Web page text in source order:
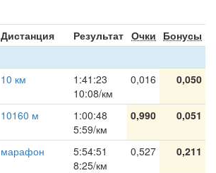
Дистанция Результат Очки Бонусы
10 км
1:41:23
10:08/км
0,016 0,050
10160 м
1:00:48
5:59/км
0,990 0,051
марафон
5:54:51
8:25/км
0,527 0,211